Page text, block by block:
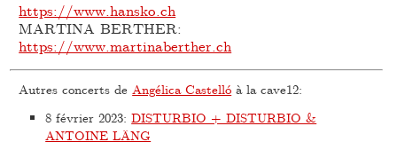
https://www.hansko.ch
MARTINA BERTHER:
https://www.martinaberther.ch
Autres concerts deAngélica Castelló à la cave12:
8 février 2023:DISTURBIO + DISTURBIO &
ANTOINE LÄNG